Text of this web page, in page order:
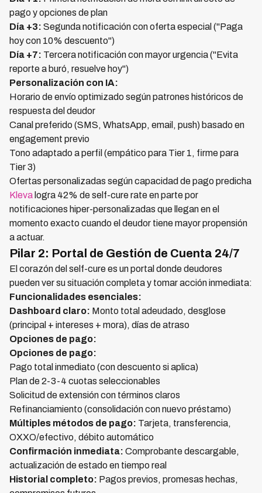
pago y opciones de plan
Día +3: Segunda notificación con oferta especial ("Paga
hoy con 10% descuento")
Día +7: Tercera notificación con mayor urgencia ("Evita
reporte a buró, resuelve hoy")
Personalización con IA:
Horario de envío optimizado según patrones históricos de
respuesta del deudor
Canal preferido (SMS, WhatsApp, email, push) basado en
engagement previo
Tono adaptado a perfil (empático para Tier 1, firme para
Tier 3)
Ofertas personalizadas según capacidad de pago predicha
Kleva logra 42% de self-cure rate en parte por
notificaciones hiper-personalizadas que llegan en el
momento exacto cuando el deudor tiene mayor propensión
a actuar.
Pilar 2: Portal de Gestión de Cuenta 24/7
El corazón del self-cure es un portal donde deudores
pueden ver su situación completa y tomar acción inmediata:
Funcionalidades esenciales:
Dashboard claro: Monto total adeudado, desglose
(principal + intereses + mora), días de atraso
Opciones de pago:
Opciones de pago:
Pago total inmediato (con descuento si aplica)
Plan de 2-3-4 cuotas seleccionables
Solicitud de extensión con términos claros
Refinanciamiento (consolidación con nuevo préstamo)
Múltiples métodos de pago: Tarjeta, transferencia,
OXXO/efectivo, débito automático
Confirmación inmediata: Comprobante descargable,
actualización de estado en tiempo real
Historial completo: Pagos previos, promesas hechas,